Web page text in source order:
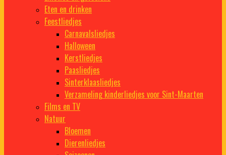
Eten en drinken
Feestliedjes
Carnavalsliedjes
Halloween
Kerstliedjes
Paasliedjes
Sinterklaasliedjes
Verzameling kinderliedjes voor Sint-Maarten
Films en TV
Natuur
Bloemen
Dierenliedjes